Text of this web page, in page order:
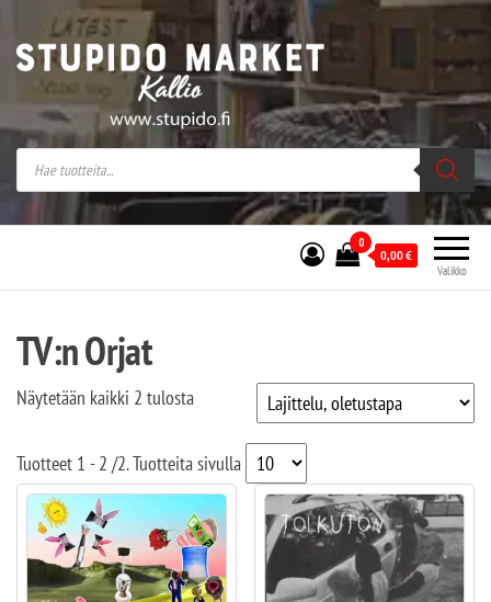
Stupido Market – verkossa ja kivijalassa
Stupido Market on vaihtoehtomusaan
erikoistunut verkko- sekä
kivijalkakauppa Helsingissä Kallion
sydämessä.
Valikko
0
0,00€
TV:n Orjat
Näytetään kaikki 2 tulosta
Tuotteet 1 - 2 /2. Tuotteita sivulla